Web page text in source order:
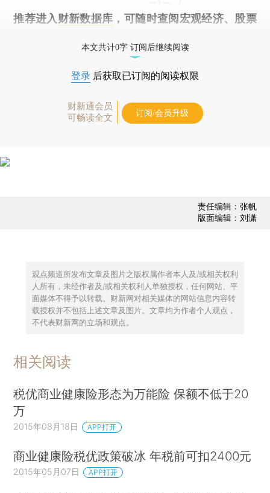
推荐进入 财新数据库 ，可随时查阅宏观经济、股票
本文共计0字 订阅后继续阅读
登录 后获取已订阅的阅读权限
财新通会员
可畅读全文
订阅/会员升级
责任编辑：张帆
版面编辑：刘潇
观点频道所发布文章及图片之版权属作者本人及/或相关权利
人所有，未经作者及/或相关权利人单独授权，任何网站、平
面媒体不得予以转载。财新网对相关媒体的网站信息内容转
载授权并不包括上述文章及图片。文章均为作者个人观点，
不代表财新网的立场和观点。
相关阅读
税优商业健康险形态为万能险 保额不低于20
万
2015年08月18日 APP打开
商业健康险税优政策破冰 年税前可扣2400元
2015年05月07日 APP打开